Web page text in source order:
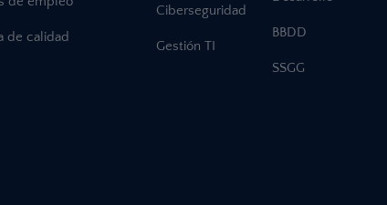
de calidad
Ciberseguridad
Gestión TI
BBDD
SSGG